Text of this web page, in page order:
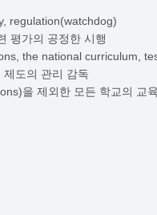
regulation(watchdog)
평가의 공정한 시행
the national curriculum,
도의 관리 감독
을 제외한 모든 학교의 교